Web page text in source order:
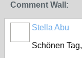
Comment Wall:
Stella Abu
Schönen Tag,